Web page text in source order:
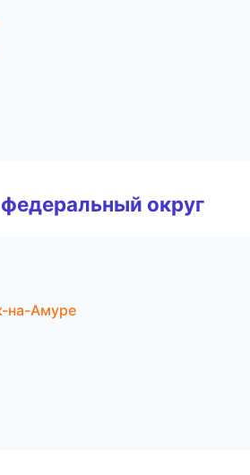
округ
на-Амуре